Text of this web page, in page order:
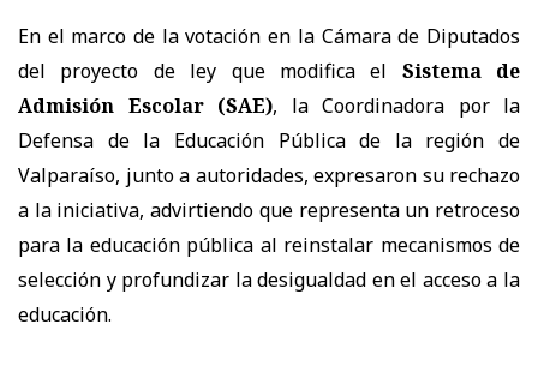
En el marco de la votación en la Cámara de Diputados
del proyecto de ley que modifica el
Sistema de
Admisión Escolar (SAE), la Coordinadora por la
Defensa de la Educación Pública de la región de
Valparaíso, junto a autoridades, expresaron su rechazo
a la iniciativa, advirtiendo que representa un retroceso
para la educación pública al reinstalar mecanismos de
selección y profundizar la desigualdad en el acceso a la
educación.